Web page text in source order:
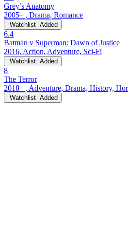
Grey’s Anatomy
2005– , Drama, Romance
Watchlist Added
6.4
Batman v Superman: Dawn of Justice
2016, Action, Adventure, Sci-Fi
Watchlist Added
8
The Terror
2018– , Adventure, Drama, History,
Watchlist Added